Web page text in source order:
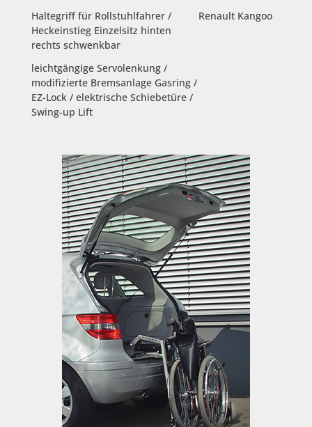
Haltegriff für Rollstuhlfahrer /
Heckeinstieg Einzelsitz hinten
rechts schwenkbar
Renault Kangoo
leichtgängige Servolenkung /
modifizierte Bremsanlage Gasring /
EZ-Lock / elektrische Schiebetüre /
Swing-up Lift